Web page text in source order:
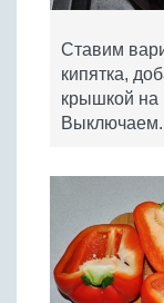
Ставим
кипятка,
крышкой на
Выключаем.